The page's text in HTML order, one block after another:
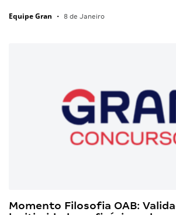
Equipe Gran • 8 de Janeiro
Momento Filosofia OAB: